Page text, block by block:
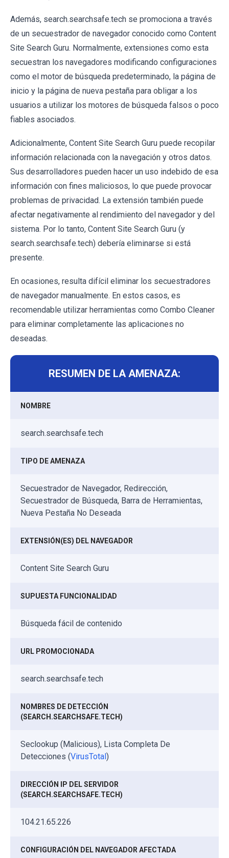
Además, search.searchsafe.tech se promociona a través
de un secuestrador de navegador conocido como Content
Site Search Guru. Normalmente, extensiones como esta
secuestran los navegadores modificando configuraciones
como el motor de búsqueda predeterminado, la página de
inicio y la página de nueva pestaña para obligar a los
usuarios a utilizar los motores de búsqueda falsos o poco
fiables asociados.
Adicionalmente, Content Site Search Guru puede recopilar
información relacionada con la navegación y otros datos.
Sus desarrolladores pueden hacer un uso indebido de esa
información con fines maliciosos, lo que puede provocar
problemas de privacidad. La extensión también puede
afectar negativamente al rendimiento del navegador y del
sistema. Por lo tanto, Content Site Search Guru (y
search.searchsafe.tech) debería eliminarse si está
presente.
En ocasiones, resulta difícil eliminar los secuestradores
de navegador manualmente. En estos casos, es
recomendable utilizar herramientas como Combo Cleaner
para eliminar completamente las aplicaciones no
deseadas.
RESUMEN DE LA AMENAZA:
NOMBRE
search.searchsafe.tech
TIPO DE AMENAZA
Secuestrador de Navegador, Redirección,
Secuestrador de Búsqueda, Barra de Herramientas,
Nueva Pestaña No Deseada
EXTENSIÓN(ES) DEL NAVEGADOR
Content Site Search Guru
SUPUESTA FUNCIONALIDAD
Búsqueda fácil de contenido
URL PROMOCIONADA
search.searchsafe.tech
NOMBRES DE DETECCIÓN
(SEARCH.SEARCHSAFE.TECH)
Seclookup (Malicious), Lista Completa De
Detecciones (VirusTotal)
DIRECCIÓN IP DEL SERVIDOR
(SEARCH.SEARCHSAFE.TECH)
104.21.65.226
CONFIGURACIÓN DEL NAVEGADOR AFECTADA